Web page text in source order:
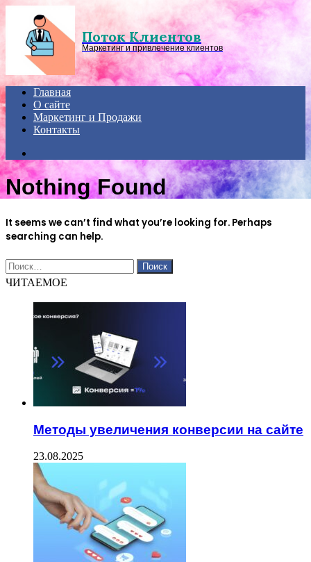
Поток Клиентов
Маркетинг и привлечение клиентов
Главная
О сайте
Маркетинг и Продажи
Контакты
for
Nothing Found
It seems we can’t find what you’re looking for. Perhaps
searching can help.
Найти:
ЧИТАЕМОЕ
Методы увеличения конверсии на сайте
23.08.2025